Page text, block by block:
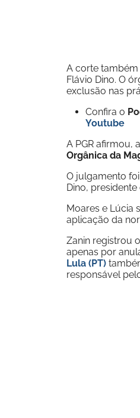
A corte
Flávio Dino. O
exclusão nas
Confira o
Youtube
A PGR afirmou,
Orgânica da
O julgamento
Dino, presidente
Moares e Lúcia
aplicação da
Zanin registrou
apenas por
Lula (PT)
responsável